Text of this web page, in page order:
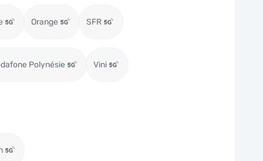
Orange SFR
Polynésie Vini